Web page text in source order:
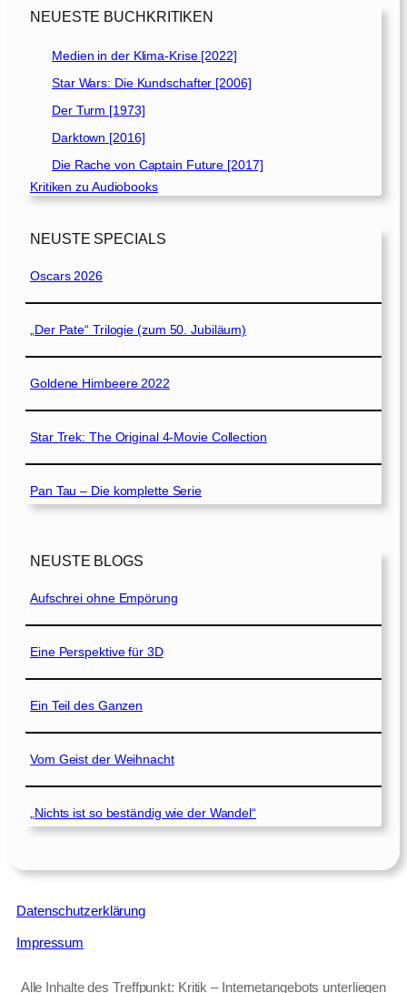
NEUESTE BUCHKRITIKEN
Medien in der Klima-Krise [2022]
Star Wars: Die Kundschafter [2006]
Der Turm [1973]
Darktown [2016]
Die Rache von Captain Future [2017]
Kritiken zu Audiobooks
NEUSTE SPECIALS
Oscars 2026
„Der Pate“ Trilogie (zum 50. Jubiläum)
Goldene Himbeere 2022
Star Trek: The Original 4-Movie Collection
Pan Tau – Die komplette Serie
NEUSTE BLOGS
Aufschrei ohne Empörung
Eine Perspektive für 3D
Ein Teil des Ganzen
Vom Geist der Weihnacht
„Nichts ist so beständig wie der Wandel“
Datenschutzerklärung
Impressum
Alle Inhalte des Treffpunkt: Kritik – Internetangebots unterliegen